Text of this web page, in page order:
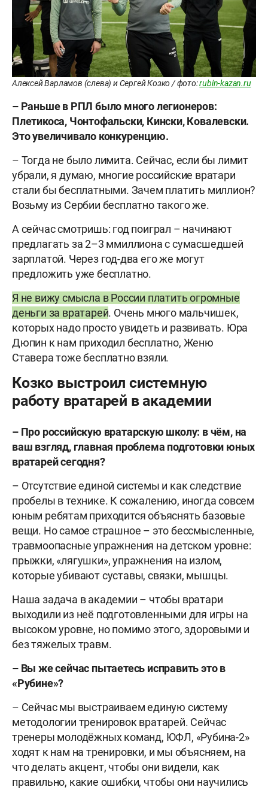
Алексей Варламов (слева) и Сергей Козко / фото:rubin-kazan.ru
– Раньше в РПЛ было много легионеров:
Плетикоса, Чонтофальски, Кински, Ковалевски.
Это увеличивало конкуренцию.
– Тогда не было лимита. Сейчас, если бы лимит
убрали, я думаю, многие российские вратари
стали бы бесплатными. Зачем платить миллион?
Возьму из Сербии бесплатно такого же.
А сейчас смотришь: год поиграл – начинают
предлагать за 2–3 ммиллиона с сумасшедшей
зарплатой. Через год-два его же могут
предложить уже бесплатно.
Я не вижу смысла в России платить огромные
деньги за вратарей. Очень много мальчишек,
которых надо просто увидеть и развивать. Юра
Дюпин к нам приходил бесплатно, Женю
Ставера тоже бесплатно взяли.
Козко выстроил системную
работу вратарей в академии
– Про российскую вратарскую школу: в чём, на
ваш взгляд, главная проблема подготовки юных
вратарей сегодня?
– Отсутствие единой системы и как следствие
пробелы в технике. К сожалению, иногда совсем
юным ребятам приходится объяснять базовые
вещи. Но самое страшное – это бессмысленные,
травмоопасные упражнения на детском уровне:
прыжки, «лягушки», упражнения на излом,
которые убивают суставы, связки, мышцы.
Наша задача в академии – чтобы вратари
выходили из неё подготовленными для игры на
высоком уровне, но помимо этого, здоровыми и
без тяжелых травм.
– Вы же сейчас пытаетесь исправить это в
«Рубине»?
– Сейчас мы выстраиваем единую систему
методологии тренировок вратарей. Сейчас
тренеры молодёжных команд, ЮФЛ, «Рубина-2»
ходят к нам на тренировки, и мы объясняем, на
что делать акцент, чтобы они видели, как
правильно, какие ошибки, чтобы они научились